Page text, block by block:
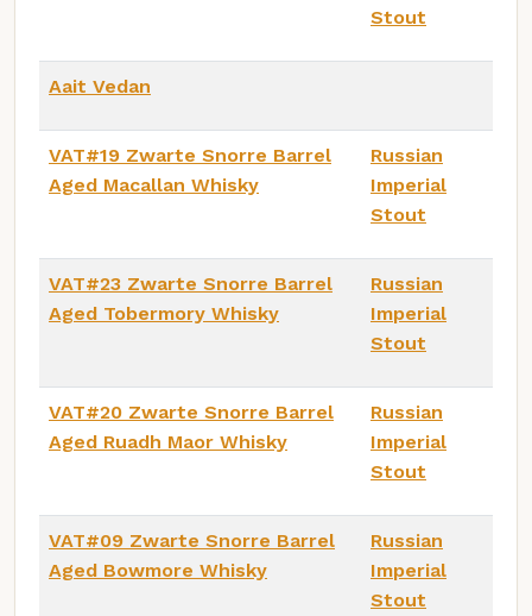
Stout
Aait Vedan
VAT#19 Zwarte Snorre Barrel
Aged Macallan Whisky
Russian
Imperial
Stout
VAT#23 Zwarte Snorre Barrel
Aged Tobermory Whisky
Russian
Imperial
Stout
VAT#20 Zwarte Snorre Barrel
Aged Ruadh Maor Whisky
Russian
Imperial
Stout
VAT#09 Zwarte Snorre Barrel
Aged Bowmore Whisky
Russian
Imperial
Stout